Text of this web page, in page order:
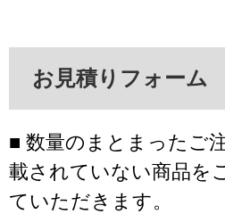
お見積りフォーム
■ 数量のまとまったご
載されていない商品を
ていただきます。